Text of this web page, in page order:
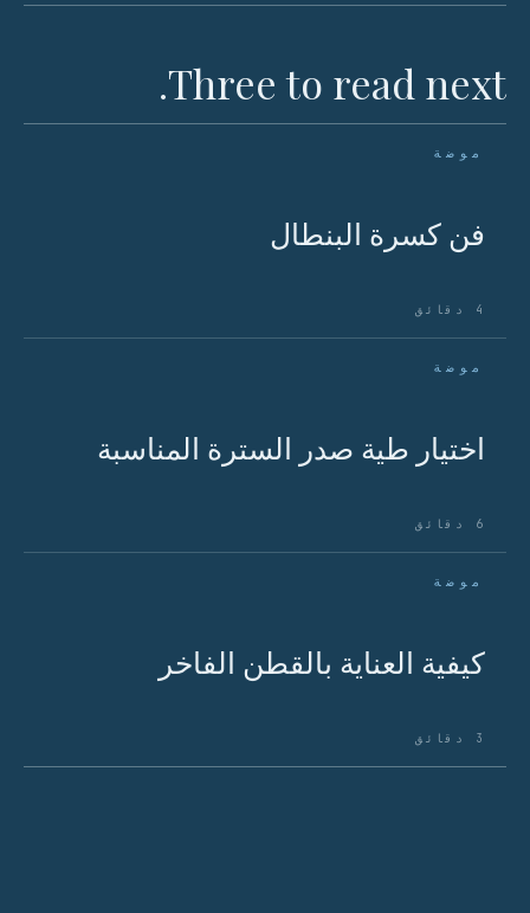
Three to read next.
موضة
فن كسرة البنطال
4 دقائق
موضة
اختيار طية صدر السترة المناسبة
6 دقائق
موضة
كيفية العناية بالقطن الفاخر
3 دقائق